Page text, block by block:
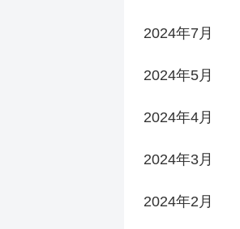
2024年7月
2024年5月
2024年4月
2024年3月
2024年2月